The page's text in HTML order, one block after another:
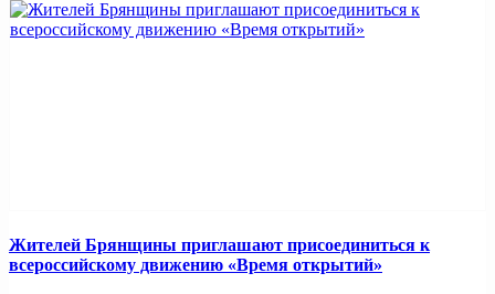
Жителей Брянщины приглашают присоединиться к
всероссийскому движению «Время открытий»